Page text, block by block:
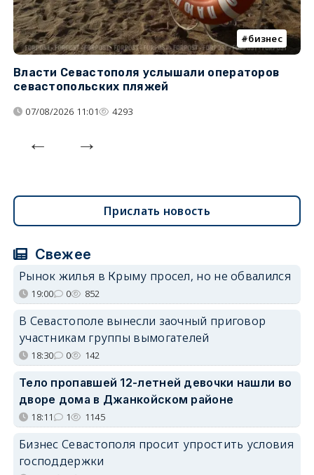
бизнес
Власти Севастополя услышали операторов
севастопольских пляжей
07/08/2026 11:01 4293
Прислать новость
Свежее
Рынок жилья в Крыму просел, но не обвалился
19:00 0 852
В Севастополе вынесли заочный приговор
участникам группы вымогателей
18:30 0 142
Тело пропавшей 12-летней девочки нашли во
дворе дома в Джанкойском районе
18:11 1 1145
Бизнес Севастополя просит упростить условия
господдержки